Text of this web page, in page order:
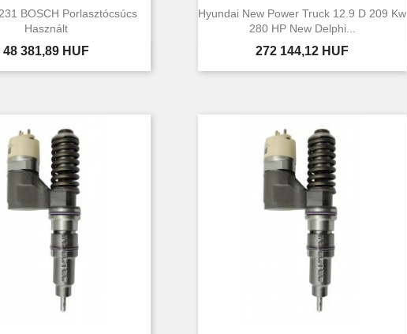
BOSCH Porlasztócsúcs
Használt
Ár
48 381,89 HUF
 Előnézet
Hyundai New Power Truck 12.9 D 209 Kw
280 HP New Delphi...
Ár
272 144,12 HUF
 Előnézet